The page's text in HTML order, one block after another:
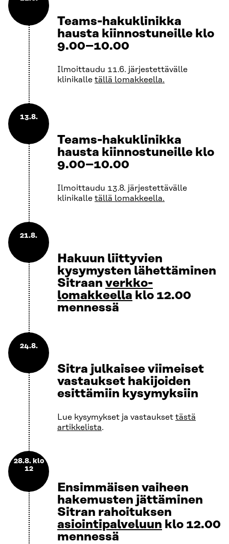
Teams-hakuklinikka
hausta kiinnostuneille klo
9.00–10.00
Ilmoittaudu 11.6. järjestettävälle
klinikalle tällä lomakkeella.
13.8.
Teams-hakuklinikka
hausta kiinnostuneille klo
9.00–10.00
Ilmoittaudu 13.8. järjestettävälle
klinikalle tällä lomakkeella.
21.8.
Hakuun liittyvien
kysymysten lähettäminen
Sitraan verkko-
lomakkeella klo 12.00
mennessä
24.8.
Sitra julkaisee viimeiset
vastaukset hakijoiden
esittämiin kysymyksiin
Lue kysymykset ja vastaukset tästä
artikkelista.
28.8. klo
12
Ensimmäisen vaiheen
hakemusten jättäminen
Sitran rahoituksen
asiointipalveluun klo 12.00
mennessä